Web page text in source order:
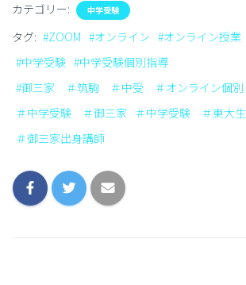
カテゴリー: 中学受験
タグ: #ZOOM #オンライン #オンライン授業
#中学受験 #中学受験個別指導
#御三家 ＃筑駒 ＃中受 ＃オンライン個別
＃中学受験 ＃御三家
＃中学受験 ＃東大生
＃御三家出身講師